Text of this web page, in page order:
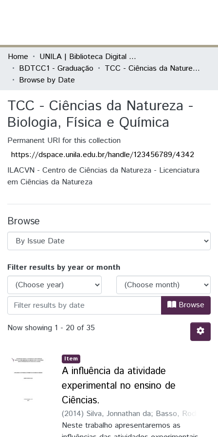
Communities & Collections
All of DSpace
Home
UNILA | Biblioteca Digital de Trabalhos de Conclusão de Curso
BDTCC1 - Graduação
TCC - Ciências da Natureza - Biologia, Física e Química
Browse by Date
TCC - Ciências da Natureza -
Biologia, Física e Química
Permanent URI for this collection
https://dspace.unila.edu.br/handle/123456789/4342
ILACVN - Centro de Ciências da Natureza - Licenciatura
em Ciências da Natureza
Browse
Browsing TCC - Ciências da Natureza
Filter results by year or month
Browse
Now showing 1 - 20 of 35
Item
A influência da atividade
experimental no ensino de
Ciências.
(2014) Silva, Jonnathan da; Basso, Rodrigo
Leonardo de Oliveira
Neste trabalho apresentaremos as